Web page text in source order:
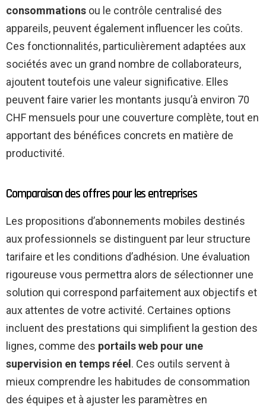
consommations ou le contrôle centralisé des
appareils, peuvent également influencer les coûts.
Ces fonctionnalités, particulièrement adaptées aux
sociétés avec un grand nombre de collaborateurs,
ajoutent toutefois une valeur significative. Elles
peuvent faire varier les montants jusqu’à environ 70
CHF mensuels pour une couverture complète, tout en
apportant des bénéfices concrets en matière de
productivité.
Comparaison des offres pour les entreprises
Les propositions d’abonnements mobiles destinés
aux professionnels se distinguent par leur structure
tarifaire et les conditions d’adhésion. Une évaluation
rigoureuse vous permettra alors de sélectionner une
solution qui correspond parfaitement aux objectifs et
aux attentes de votre activité. Certaines options
incluent des prestations qui simplifient la gestion des
lignes, comme des portails web pour une
supervision en temps réel . Ces outils servent à
mieux comprendre les habitudes de consommation
des équipes et à ajuster les paramètres en